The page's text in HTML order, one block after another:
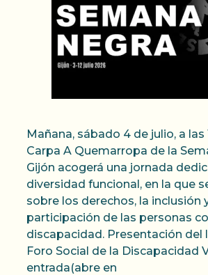
Mañana, sábado 4 de julio, a las
Carpa A Quemarropa de la
Gijón acogerá una jornada
diversidad funcional, en la que
sobre los derechos, la inclusión
participación de las personas
discapacidad. Presentación del
Foro Social de la Discapacidad
entrada(abre en